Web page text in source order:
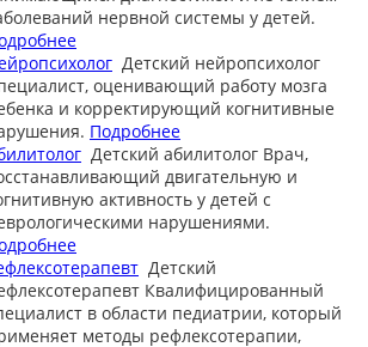
нервной системы у детей.
Детский нейропсихолог
оценивающий работу мозга
и корректирующий когнитивные
Подробнее
Детский абилитолог Врач,
двигательную и
активность у детей с
нарушениями.
Детский
Квалифицированный
в области педиатрии, который
методы рефлексотерапии,